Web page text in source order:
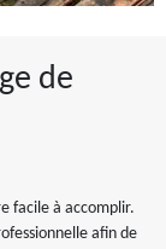
de
facile à accomplir.
afin de